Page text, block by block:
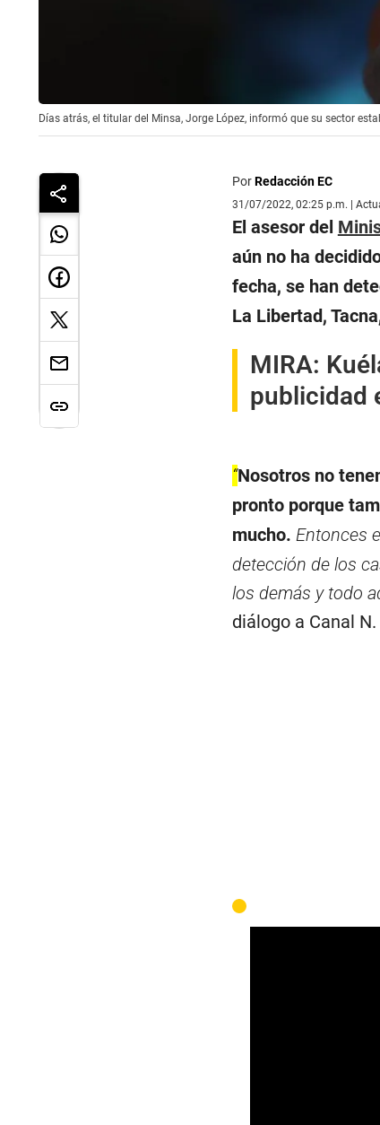
Días atrás, el titular del Minsa, Jorge López, informó que su sector
PorRedacción EC
31/07/2022, 02:25 p.m. |
El asesor del
aún no ha
fecha, se han
La Libertad,
MIRA:
publicidad
“Nosotros no
pronto porque
mucho. Entonces
detección de los
los demás y todo
diálogo a Canal N.